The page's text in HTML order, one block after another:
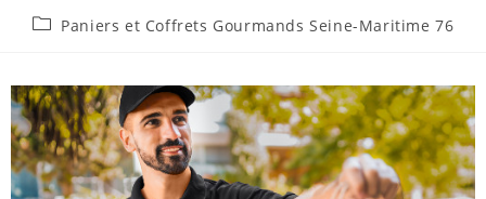
Paniers et Coffrets Gourmands Seine-Maritime 76